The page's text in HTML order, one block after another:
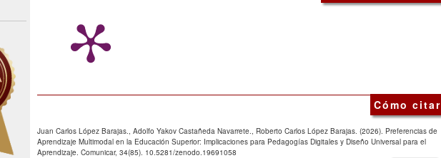
Cómo citar
Juan Carlos López Barajas., Adolfo Yakov Castañeda Navarrete., Roberto Carlos López Barajas. (2026). Preferencias de
Aprendizaje Multimodal en la Educación Superior: Implicaciones para Pedagogías Digitales y Diseño Universal para el
Aprendizaje. Comunicar, 34(85). 10.5281/zenodo.19691058